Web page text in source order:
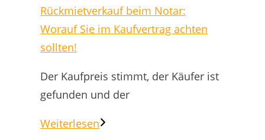
Rückmietverkauf beim Notar:
Worauf Sie im Kaufvertrag achten
sollten!
Der Kaufpreis stimmt, der Käufer ist
gefunden und der
Weiterlesen